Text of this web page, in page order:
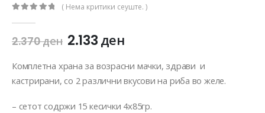
( Нема критики сеуште. )
2.370ден 2.133ден
Комплетна храна за возрасни мачки, здрави и
кастрирани, со 2 различни вкусови на риба во желе.
– сетот содржи 15 кесички 4х85гр.